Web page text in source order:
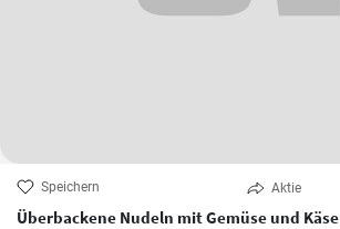
Speichern Aktie
Überbackene Nudeln mit Gemüse und Käse